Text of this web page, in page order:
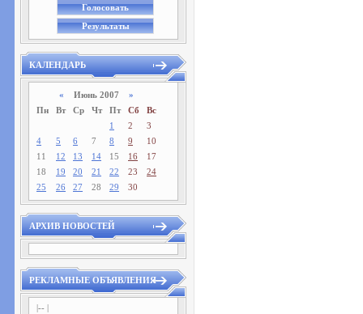
КАЛЕНДАРЬ
« Июнь 2007 »
Пн
Вт Ср Чт Пт Сб
Вс
1
2
3
4
5 6 7 8 9
10
11
12 13 14 15 16
17
18
19 20 21 22 23
24
25
26 27 28 29 30
АРХИВ НОВОСТЕЙ
РЕКЛАМНЫЕ ОБЪЯВЛЕНИЯ
|-- |